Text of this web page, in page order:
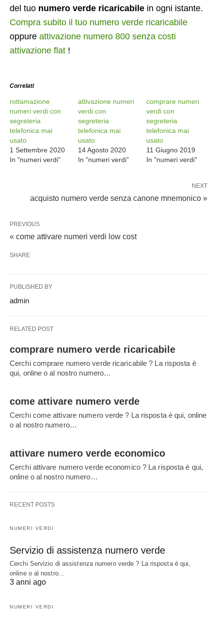
del tuo numero verde ricaricabile in ogni istante.
Compra subito il tuo numero verde ricaricabile
oppure attivazione numero 800 senza costi
attivazione flat !
Correlati
rottamazione
numeri verdi con
segreteria
telefonica mai
usato
1 Settembre 2020
In "numeri verdi"
attivazione numeri
verdi con
segreteria
telefonica mai
usato
14 Agosto 2020
In "numeri verdi"
comprare numeri
verdi con
segreteria
telefonica mai
usato
11 Giugno 2019
In "numeri verdi"
NEXT
acquisto numero verde senza canone mnemonico »
PREVIOUS
« come attivare numeri verdi low cost
SHARE
PUBLISHED BY
admin
RELATED POST
comprare numero verde ricaricabile
Cerchi comprare numero verde ricaricabile ? La risposta è
qui, online o al nostro numero…
come attivare numero verde
Cerchi come attivare numero verde ? La risposta è qui, online
o al nostro numero…
attivare numero verde economico
Cerchi attivare numero verde economico ? La risposta è qui,
online o al nostro numero…
RECENT POSTS
NUMERI VERDI
Servizio di assistenza numero verde
Cerchi Servizio di assistenza numero verde ? La risposta è qui,
online o al nostro…
3 anni ago
NUMERI VERDI